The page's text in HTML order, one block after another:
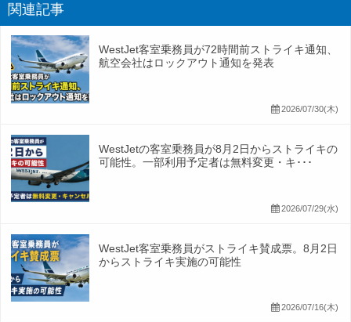
関連記事
WestJet客室乗務員が72時間前ストライキ通知、
航空会社はロックアウト通知を発表
2026/07/30(木)
WestJetの客室乗務員が8月2日からストライキの
可能性。一部利用予定者は無料変更・キ･･･
2026/07/29(水)
WestJet客室乗務員がストライキ賛成票。8月2日
からストライキ実施の可能性
2026/07/16(木)